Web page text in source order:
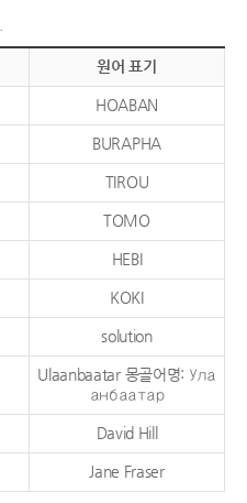
원어 표기
HOABAN
BURAPHA
TIROU
TOMO
HEBI
KOKI
solution
Ulaanbaatar 몽골어명: Ула
анбаатар
David Hill
Jane Fraser